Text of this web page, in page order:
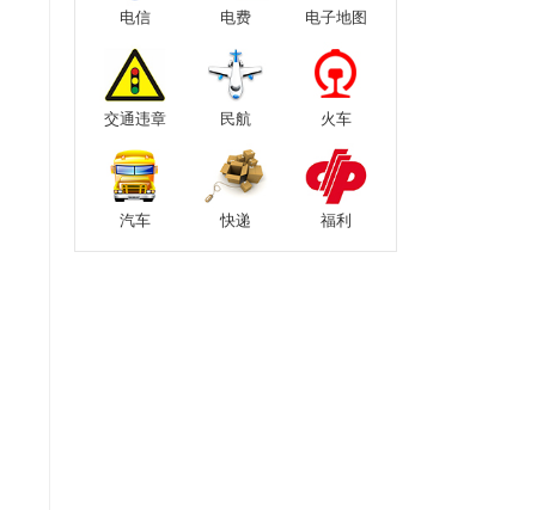
电信 电费 电子地图
交通违章 民航 火车
汽车 快递 福利